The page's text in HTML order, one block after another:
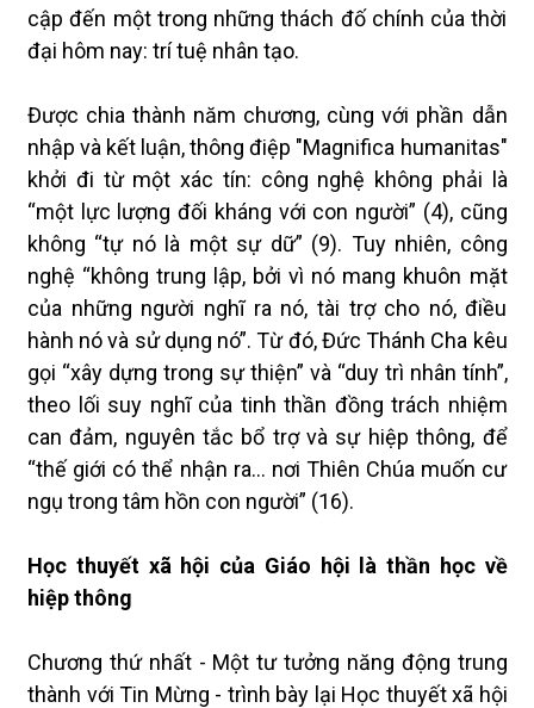
cập đến một trong những thách đố chính của thời
đại hôm nay: trí tuệ nhân tạo.
Được chia thành năm chương, cùng với phần dẫn
nhập và kết luận, thông điệp "Magnifica humanitas"
khởi đi từ một xác tín: công nghệ không phải là
“một lực lượng đối kháng với con người” (4), cũng
không “tự nó là một sự dữ” (9). Tuy nhiên, công
nghệ “không trung lập, bởi vì nó mang khuôn mặt
của những người nghĩ ra nó, tài trợ cho nó, điều
hành nó và sử dụng nó”. Từ đó, Đức Thánh Cha kêu
gọi “xây dựng trong sự thiện” và “duy trì nhân tính”,
theo lối suy nghĩ của tinh thần đồng trách nhiệm
can đảm, nguyên tắc bổ trợ và sự hiệp thông, để
“thế giới có thể nhận ra… nơi Thiên Chúa muốn cư
ngụ trong tâm hồn con người” (16).
Học thuyết xã hội của Giáo hội là thần học về
hiệp thông
Chương thứ nhất - Một tư tưởng năng động trung
thành với Tin Mừng - trình bày lại Học thuyết xã hội